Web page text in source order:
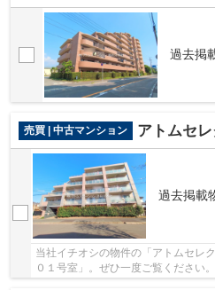
過去掲
売買 | 中古マンション アトムセレクト
過去掲載
当社イチオシの物件の「アトムセ
０１号室」。ぜひ一度ご覧ください
な住環境のマンションです。 アト